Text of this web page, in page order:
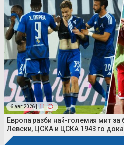
6 авг 2026 | 11
Европа разби най-големия мит за
Левски, ЦСКА и ЦСКА 1948 го